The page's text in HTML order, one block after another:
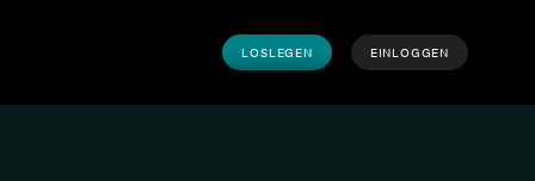
LOSLEGEN EINLOGGEN